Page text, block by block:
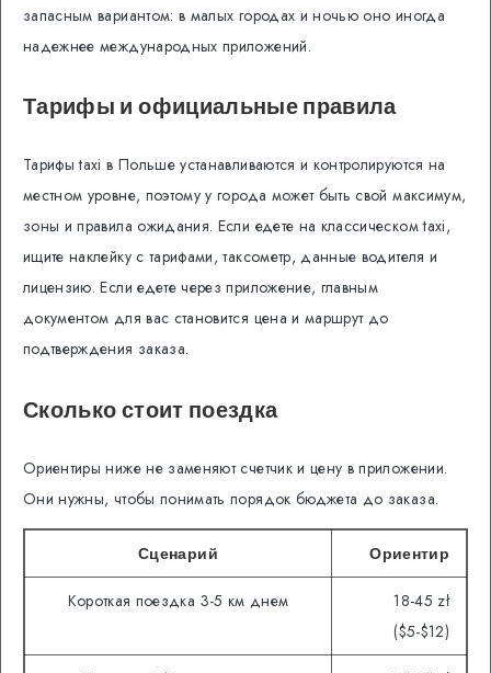
запасным вариантом: в малых городах и ночью оно иногда
надежнее международных приложений.
Тарифы и официальные правила
Тарифы taxi в Польше устанавливаются и контролируются на
местном уровне, поэтому у города может быть свой максимум,
зоны и правила ожидания. Если едете на классическом taxi,
ищите наклейку с тарифами, таксометр, данные водителя и
лицензию. Если едете через приложение, главным
документом для вас становится цена и маршрут до
подтверждения заказа.
Сколько стоит поездка
Ориентиры ниже не заменяют счетчик и цену в приложении.
Они нужны, чтобы понимать порядок бюджета до заказа.
Сценарий Ориентир
Короткая поездка 3-5 км днем
18-45 zł
($5-$12)